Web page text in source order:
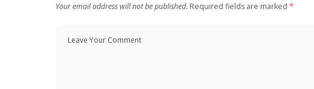
Your email address will not be published. Required fields are marked *